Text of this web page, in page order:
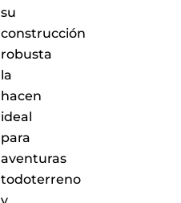
a
nivel
nacional
su
construcción
robusta
la
hacen
ideal
para
aventuras
todoterreno